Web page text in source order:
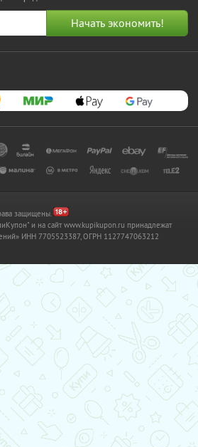
защищены.
и на сайт www.kupikupon.ru принадлежат
ИНН 7705523387, ОГРН 1127747063212